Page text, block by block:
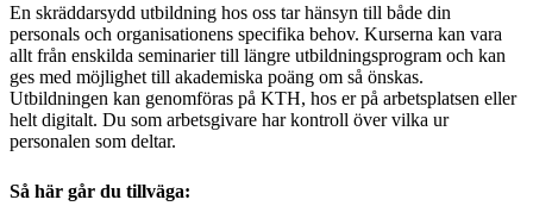
En skräddarsydd utbildning hos oss tar hänsyn till både din
personals och organisationens specifika behov. Kurserna kan vara
allt från enskilda seminarier till längre utbildningsprogram och kan
ges med möjlighet till akademiska poäng om så önskas.
Utbildningen kan genomföras på KTH, hos er på arbetsplatsen eller
helt digitalt. Du som arbetsgivare har kontroll över vilka ur
personalen som deltar.
Så här går du tillväga: